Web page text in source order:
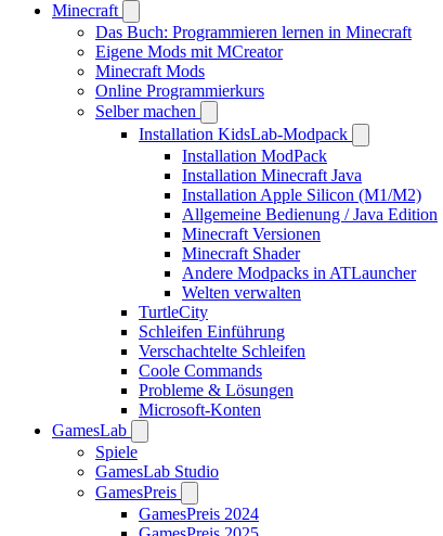
Minecraft
Das Buch: Programmieren lernen in Minecraft
Eigene Mods mit MCreator
Minecraft Mods
Online Programmierkurs
Selber machen
Installation KidsLab-Modpack
Installation ModPack
Installation Minecraft Java
Installation Apple Silicon (M1/M2)
Allgemeine Bedienung / Java Edition
Minecraft Versionen
Minecraft Shader
Andere Modpacks in ATLauncher
Welten verwalten
TurtleCity
Schleifen Einführung
Verschachtelte Schleifen
Coole Commands
Probleme & Lösungen
Microsoft-Konten
GamesLab
Spiele
GamesLab Studio
GamesPreis
GamesPreis 2024